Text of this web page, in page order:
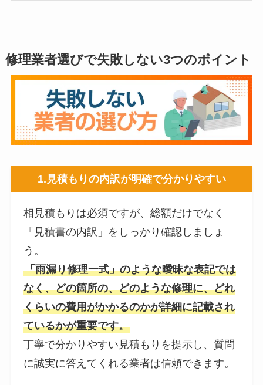
修理業者選びで失敗しない3つのポイント
1. 見積もりの内訳が明確で分かりやすい
相見積もりは必須ですが、総額だけでなく
「見積書の内訳」をしっかり確認しましょ
う。
「雨漏り修理一式」のような曖昧な表記では
なく、どの箇所の、どのような修理に、どれ
くらいの費用がかかるのかが詳細に記載され
ているかが重要です。
丁寧で分かりやすい見積もりを提示し、質問
に誠実に答えてくれる業者は信頼できます。